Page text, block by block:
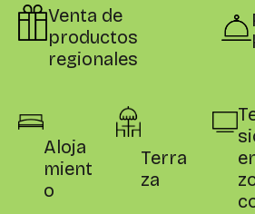
Venta de
productos
regionales
Aloja
mient
o
Terra
za